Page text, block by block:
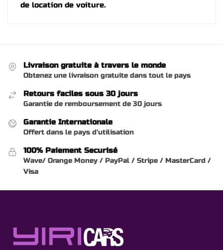
de location de voiture.
Livraison gratuite à travers le monde
Obtenez une livraison gratuite dans tout le pays
Retours faciles sous 30 jours
Garantie de remboursement de 30 jours
Garantie Internationale
Offert dans le pays d'utilisation
100% Paiement Securisé
Wave/ Orange Money / PayPal / Stripe / MasterCard /
Visa